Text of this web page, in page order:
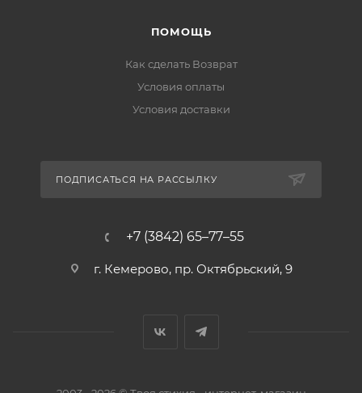
ПОМОЩЬ
Как сделать Возврат
Условия оплаты
Условия доставки
ПОДПИСАТЬСЯ НА РАССЫЛКУ
+7 (3842) 65–77–55
г. Кемерово, пр. Октябрьский, 9